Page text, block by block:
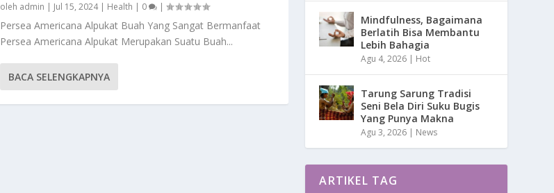
oleh admin | Jul 15, 2024| Health | 0 |
Persea Americana Alpukat Buah Yang Sangat Bermanfaat
Persea Americana Alpukat Merupakan Suatu Buah...
BACA SELENGKAPNYA
Mindfulness, Bagaimana
Berlatih Bisa Membantu
Lebih Bahagia
Agu 4, 2026 | Hot
Tarung Sarung Tradisi
Seni Bela Diri Suku Bugis
Yang Punya Makna
Agu 3, 2026 | News
ARTIKEL TAG